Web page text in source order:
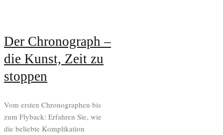
Der Chronograph –
die Kunst, Zeit zu
stoppen
Vom ersten Chronographen bis
zum Flyback: Erfahren Sie, wie
die beliebte Komplikation